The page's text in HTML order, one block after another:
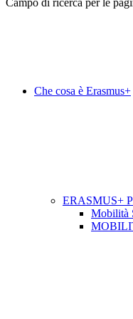
Campo di ricerca per le
Che cosa è Erasmus+
ERASMUS+
Mobilità